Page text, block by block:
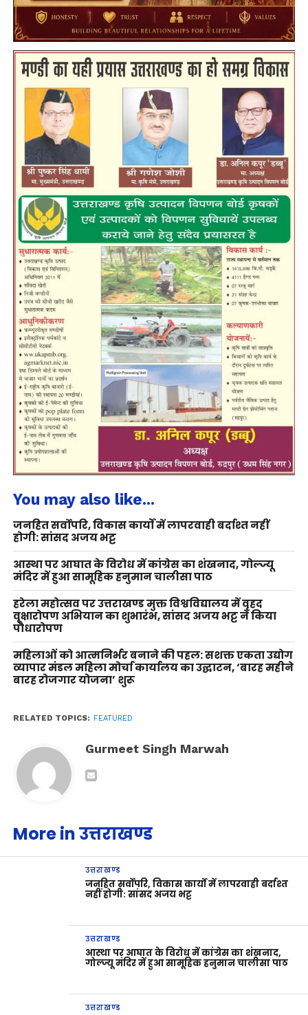
You may also like...
जनहित सर्वोपरि, विकास कार्यों में लापरवाही बर्दाश्त नहीं
होगी: सांसद अजय भट्ट
आस्था पर आघात के विरोध में कांग्रेस का शंखनाद, गोल्ज्यू
मंदिर में हुआ सामूहिक हनुमान चालीसा पाठ
हरेला महोत्सव पर उत्तराखण्ड मुक्त विश्वविद्यालय में वृहद
वृक्षारोपण अभियान का शुभारंभ, सांसद अजय भट्ट ने किया
पौधारोपण
महिलाओं को आत्मनिर्भर बनाने की पहल: सशक्त एकता उद्योग
व्यापार मंडल महिला मोर्चा कार्यालय का उद्घाटन, ‘बारह महीने
बारह रोजगार योजना’ शुरू
RELATED TOPICS: FEATURED
Gurmeet Singh Marwah
More in उत्तराखण्ड
उत्तराखण्ड
जनहित सर्वोपरि, विकास कार्यों में लापरवाही बर्दाश्त
नहीं होगी: सांसद अजय भट्ट
उत्तराखण्ड
आस्था पर आघात के विरोध में कांग्रेस का शंखनाद,
गोल्ज्यू मंदिर में हुआ सामूहिक हनुमान चालीसा पाठ
उत्तराखण्ड